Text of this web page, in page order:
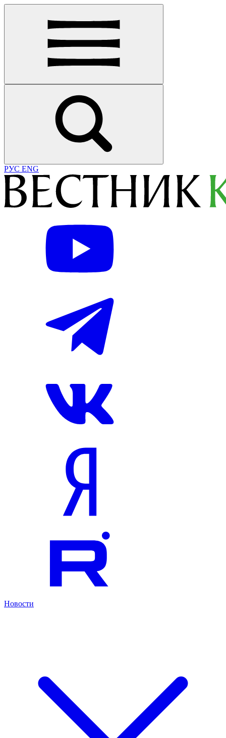
РУС ENG
Новости